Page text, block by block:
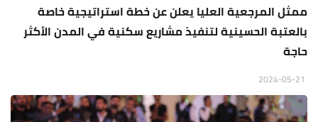
ممثل المرجعية العليا يعلن عن خطة استراتيجية خاصة
بالعتبة الحسينية لتنفيذ مشاريع سكنية في المدن الأكثر
حاجة